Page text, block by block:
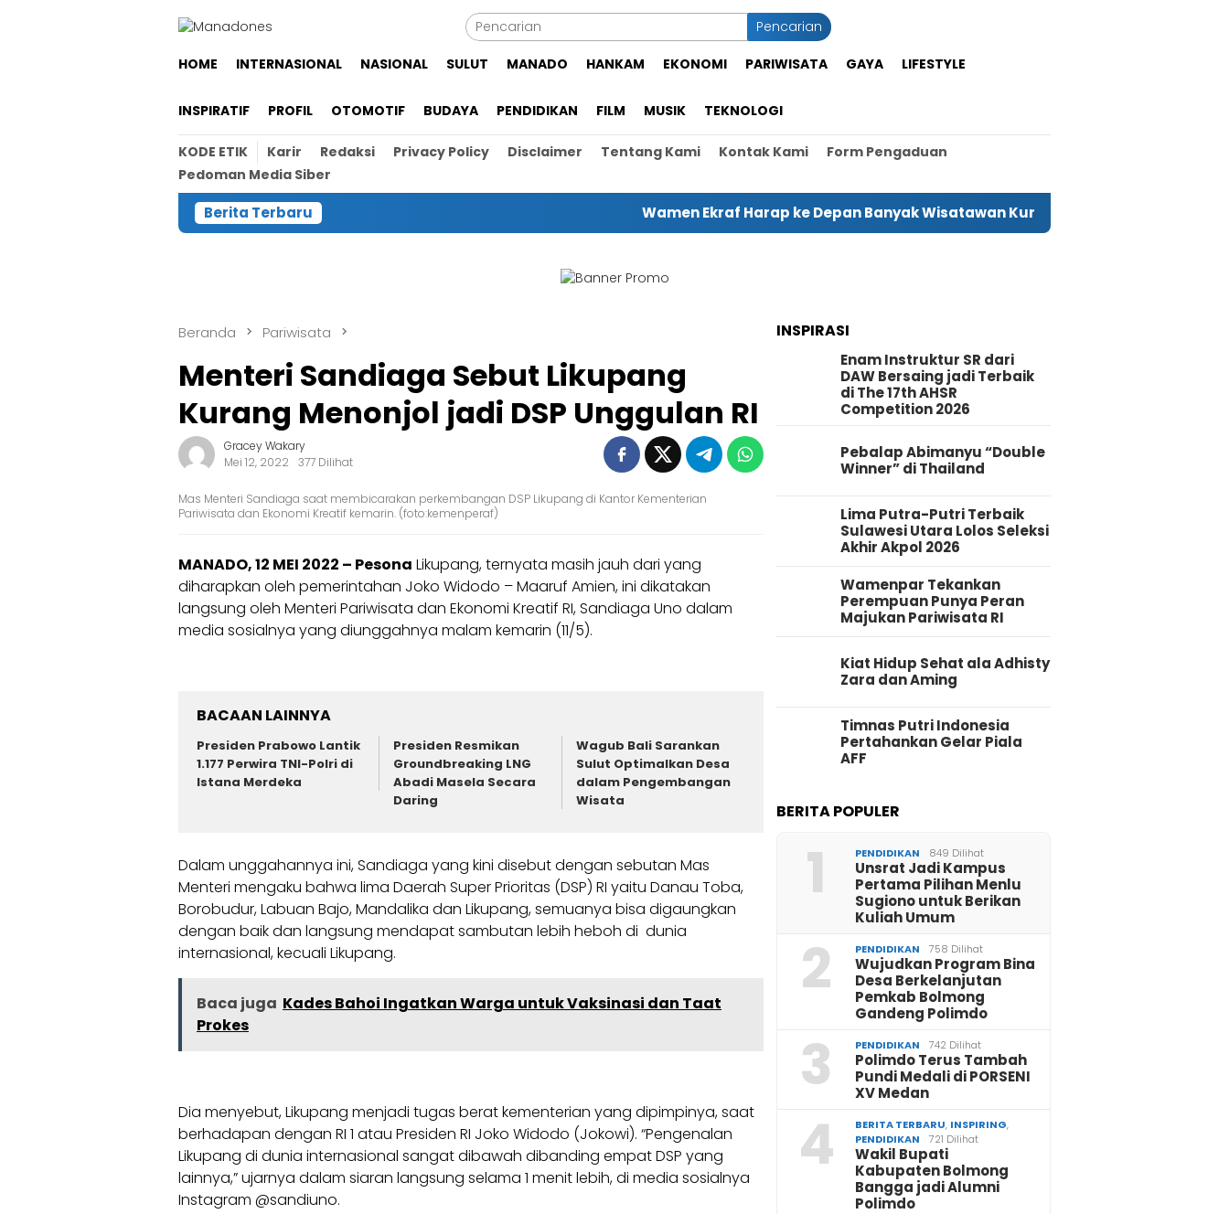
Pencarian
HOME INTERNASIONAL NASIONAL SULUT MANADO HANKAM EKONOMI PARIWISATA GAYA LIFESTYLE
INSPIRATIF PROFIL OTOMOTIF BUDAYA PENDIDIKAN FILM MUSIK TEKNOLOGI
KODE ETIK Karir Redaksi Privacy Policy Disclaimer Tentang Kami Kontak Kami
Form Pengaduan
Pedoman Media Siber
Berita Terbaru Wamen Ekraf Harap ke Depan Banyak Wisatawan Kunjungi Tomohon
Beranda Pariwisata
Menteri Sandiaga Sebut Likupang
Kurang Menonjol jadi DSP Unggulan RI
Gracey Wakary
Mei 12, 2022
377 Dilihat
Mas Menteri Sandiaga saat membicarakan perkembangan DSP Likupang di Kantor Kementerian
Pariwisata dan Ekonomi Kreatif kemarin. (foto:kemenperaf)
MANADO, 12 MEI 2022 – Pesona Likupang, ternyata masih jauh dari yang
diharapkan oleh pemerintahan Joko Widodo – Maaruf Amien, ini dikatakan
langsung oleh Menteri Pariwisata dan Ekonomi Kreatif RI, Sandiaga Uno dalam
media sosialnya yang diunggahnya malam kemarin (11/5).
BACAAN LAINNYA
Presiden Prabowo Lantik
1.177 Perwira TNI-Polri di
Istana Merdeka
Presiden Resmikan
Groundbreaking LNG
Abadi Masela Secara
Daring
Wagub Bali Sarankan
Sulut Optimalkan Desa
dalam Pengembangan
Wisata
Dalam unggahannya ini, Sandiaga yang kini disebut dengan sebutan Mas
Menteri mengaku bahwa lima Daerah Super Prioritas (DSP) RI yaitu Danau Toba,
Borobudur, Labuan Bajo, Mandalika dan Likupang, semuanya bisa digaungkan
dengan baik dan langsung mendapat sambutan lebih heboh di dunia
internasional, kecuali Likupang.
Baca juga Kades Bahoi Ingatkan Warga untuk Vaksinasi dan Taat
Prokes
Dia menyebut, Likupang menjadi tugas berat kementerian yang dipimpinya, saat
berhadapan dengan RI 1 atau Presiden RI Joko Widodo (Jokowi). “Pengenalan
Likupang di dunia internasional sangat dibawah dibanding empat DSP yang
lainnya,” ujarnya dalam siaran langsung selama 1 menit lebih, di media sosialnya
Instagram @sandiuno.
INSPIRASI
Enam Instruktur SR dari
DAW Bersaing jadi Terbaik
di The 17th AHSR
Competition 2026
Pebalap Abimanyu “Double
Winner” di Thailand
Lima Putra-Putri Terbaik
Sulawesi Utara Lolos Seleksi
Akhir Akpol 2026
Wamenpar Tekankan
Perempuan Punya Peran
Majukan Pariwisata RI
Kiat Hidup Sehat ala Adhisty
Zara dan Aming
Timnas Putri Indonesia
Pertahankan Gelar Piala
AFF
BERITA POPULER
1 PENDIDIKAN 849 Dilihat
Unsrat Jadi Kampus
Pertama Pilihan Menlu
Sugiono untuk Berikan
Kuliah Umum
2 PENDIDIKAN 758 Dilihat
Wujudkan Program Bina
Desa Berkelanjutan
Pemkab Bolmong
Gandeng Polimdo
3 PENDIDIKAN 742 Dilihat
Polimdo Terus Tambah
Pundi Medali di PORSENI
XV Medan
4 BERITA TERBARU, INSPIRING,
PENDIDIKAN
721 Dilihat
Wakil Bupati
Kabupaten Bolmong
Bangga jadi Alumni
Polimdo